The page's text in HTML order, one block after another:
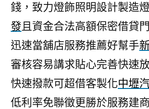
錢，致力燈飾照明設計製造
發且資金合法高額保密借貸
迅速當舖店服務推薦好幫手
審核容易講求貼心完善快速
快速撥款可超借客製化中壢
低利率免聯徵更勝於服務建